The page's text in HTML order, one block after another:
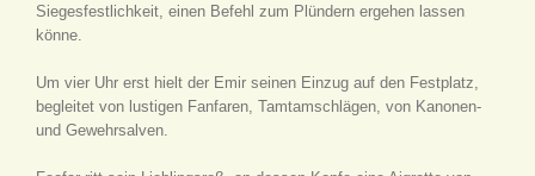
Siegesfestlichkeit, einen Befehl zum Plündern ergehen lassen
könne.
Um vier Uhr erst hielt der Emir seinen Einzug auf den Festplatz,
begleitet von lustigen Fanfaren, Tamtamschlägen, von Kanonen-
und Gewehrsalven.